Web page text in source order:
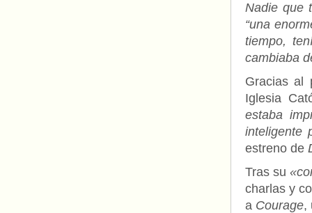
Nadie que
“una
tiempo,
cambiaba
Gracias al
Iglesia
estaba
inteligente
estreno de
Tras su
charlas y
a Courage,